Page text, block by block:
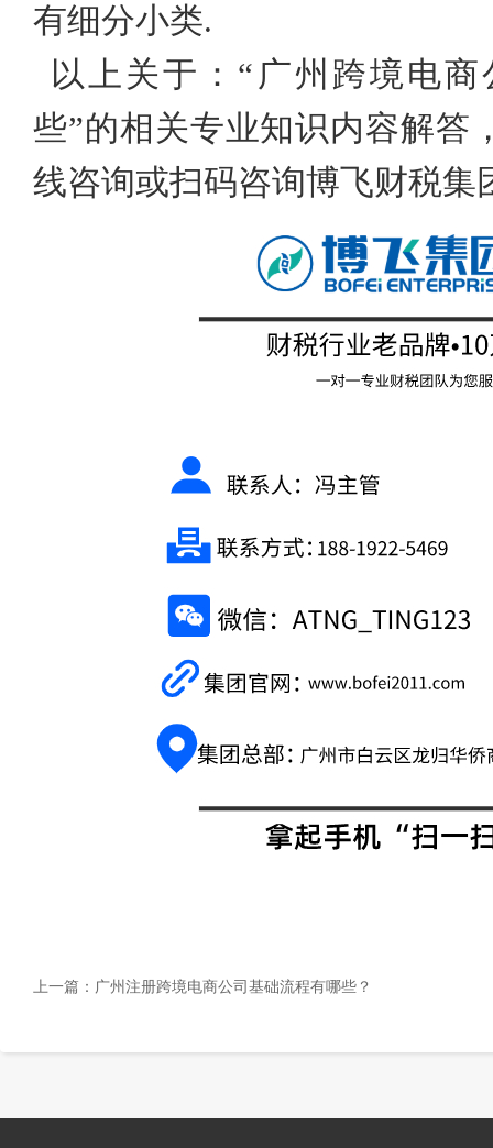
有细分小类.
以上关于： “广州跨境电
些”的相关专业知识内容解答
线咨询或扫码咨询博飞财税集
上一篇： 广州注册跨境电商公司基础流程有哪些？